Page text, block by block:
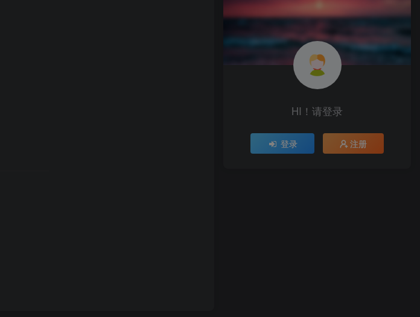
HI！请登录
登录 注册